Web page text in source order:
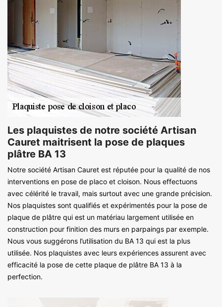
Les plaquistes de notre société Artisan
Cauret maitrisent la pose de plaques
plâtre BA 13
Notre société Artisan Cauret est réputée pour la qualité de nos
interventions en pose de placo et cloison. Nous effectuons
avec célérité le travail, mais surtout avec une grande précision.
Nos plaquistes sont qualifiés et expérimentés pour la pose de
plaque de plâtre qui est un matériau largement utilisée en
construction pour finition des murs en parpaings par exemple.
Nous vous suggérons l’utilisation du BA 13 qui est la plus
utilisée. Nos plaquistes avec leurs expériences assurent avec
efficacité la pose de cette plaque de plâtre BA 13 à la
perfection.